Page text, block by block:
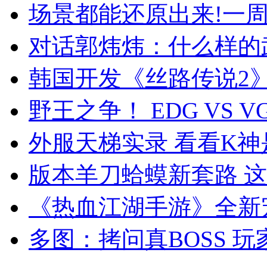
场景都能还原出来!一
对话郭炜炜：什么样
韩国开发《丝路传说2
野王之争！ EDG VS
外服天梯实录 看看K
版本羊刀蛤蟆新套路
《热血江湖手游》全
多图：拷问真BOSS 玩